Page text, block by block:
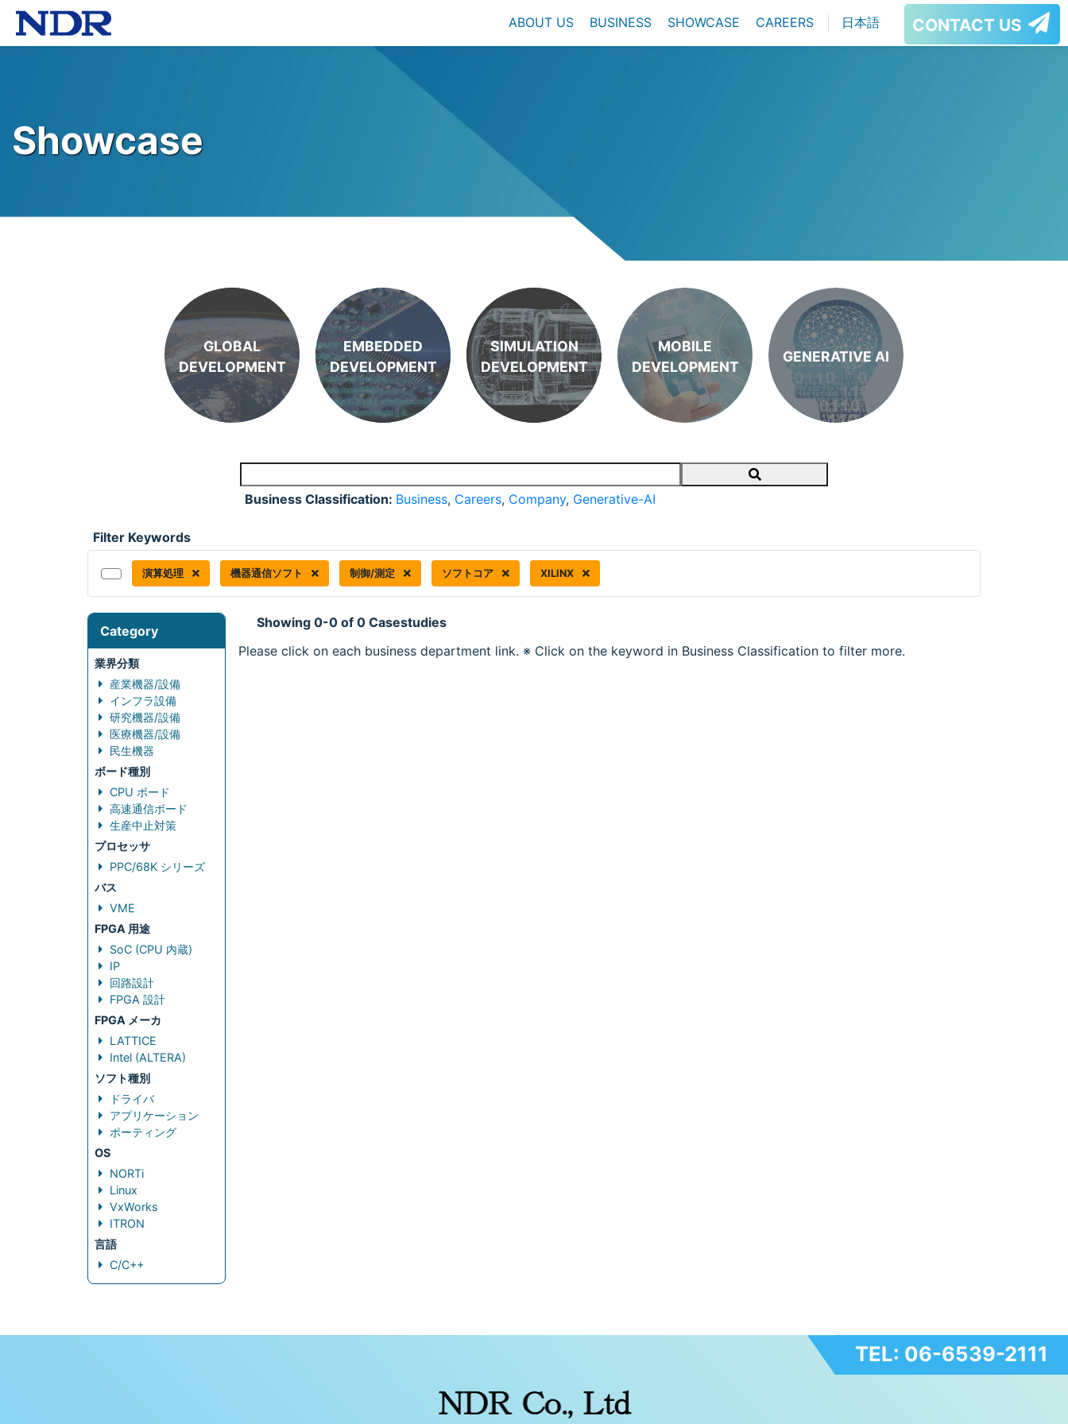
ABOUT US BUSINESS SHOWCASE CAREERS 日本語 CONTACT US
Showcase
GLOBAL
DEVELOPMENT
EMBEDDED
DEVELOPMENT
SIMULATION
DEVELOPMENT
MOBILE
DEVELOPMENT
GENERATIVE AI
Search
Business Classification: Business, Careers, Company, Generative-AI
Filter Keywords
演算処理 機器通信ソフト 制御/測定 ソフトコア XILINX
Category
業界分類
産業機器/設備
インフラ設備
研究機器/設備
医療機器/設備
民生機器
ボード種別
CPU ボード
高速通信ボード
生産中止対策
プロセッサ
PPC/68K シリーズ
バス
VME
FPGA 用途
SoC (CPU 内蔵)
IP
回路設計
FPGA 設計
FPGA メーカ
LATTICE
Intel (ALTERA)
ソフト種別
ドライバ
アプリケーション
ポーティング
OS
NORTi
Linux
VxWorks
ITRON
言語
C/C++
Showing 0-0 of 0 Casestudies
Please click on each business department link. ※ Click on the keyword in Business Classification to filter more.
TEL: 06-6539-2111